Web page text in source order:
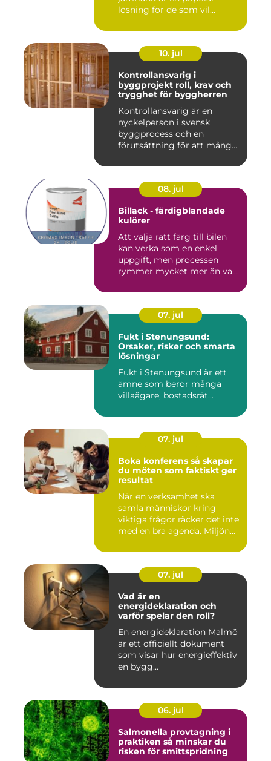
lösning för de som vil...
10. jul
Kontrollansvarig i
byggprojekt roll, krav och
trygghet för byggherren
Kontrollansvarig är en
nyckelperson i svensk
byggprocess och en
förutsättning för att många
08. jul
Billack - färdigblandade
kulörer
Att välja rätt färg till bilen
kan verka som en enkel
uppgift, men processen
rymmer mycket mer än va...
07. jul
Fukt i Stenungsund:
Orsaker, risker och smarta
lösningar
Fukt i Stenungsund är ett
ämne som berör många
villaägare, bostadsrät...
07. jul
Boka konferens så skapar
du möten som faktiskt ger
resultat
När en verksamhet ska
samla människor kring
viktiga frågor räcker det inte
med en bra agenda. Miljön...
07. jul
Vad är en
energideklaration och
varför spelar den roll?
En energideklaration Malmö
är ett officiellt dokument
som visar hur energieffektiv
en bygg...
06. jul
Salmonella provtagning i
praktiken så minskar du
risken för smittspridning